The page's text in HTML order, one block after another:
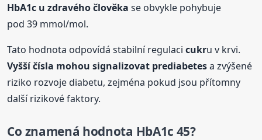
HbA1c u zdravého člověka se obvykle pohybuje
pod 39 mmol/mol.
Tato hodnota odpovídá stabilní regulacicukru v krvi.
Vyšší čísla mohou signalizovat prediabetesa zvýšené
riziko rozvoje diabetu, zejména pokud jsou přítomny
další rizikové faktory.
Co znamená hodnota HbA1c 45?